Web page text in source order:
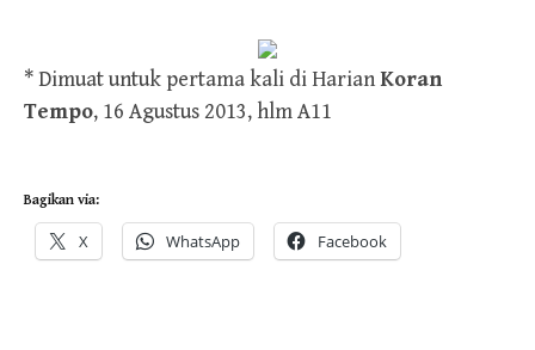
* Dimuat untuk pertama kali di HarianKoran
Tempo, 16 Agustus 2013, hlm A11
Bagikan via:
X WhatsApp Facebook